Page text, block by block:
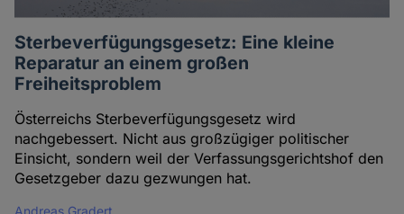
Sterbeverfügungsgesetz: Eine kleine
Reparatur an einem großen
Freiheitsproblem
Österreichs Sterbeverfügungsgesetz wird
nachgebessert. Nicht aus großzügiger politischer
Einsicht, sondern weil der Verfassungsgerichtshof den
Gesetzgeber dazu gezwungen hat.
Andreas Gradert